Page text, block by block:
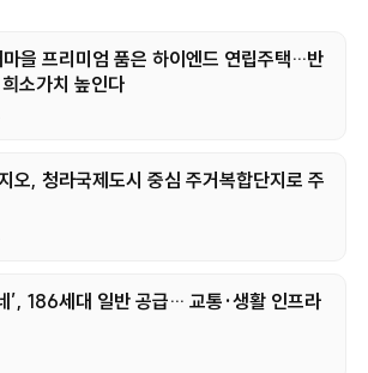
을 프리미엄 품은 하이엔드 연립주택…반
소가치 높인다
오, 청라국제도시 중심 주거복합단지로 주
’, 186세대 일반 공급… 교통·생활 인프라